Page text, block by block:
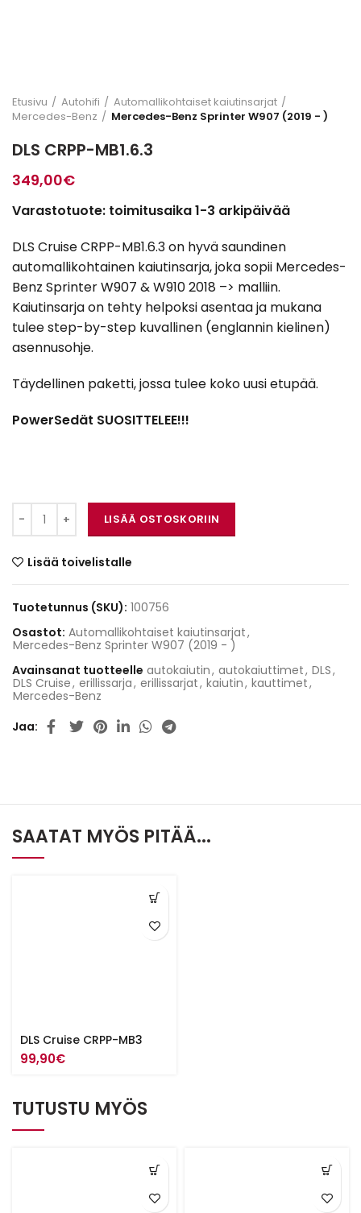
Etusivu Autohifi
Automallikohtaiset kaiutinsarjat
Mercedes-Benz
Mercedes-Benz Sprinter W907 (2019 - )
DLS CRPP-MB1.6.3
349,00€
Varastotuote: toimitusaika 1-3 arkipäivää
DLS Cruise CRPP-MB1.6.3 on hyvä saundinen
automallikohtainen kaiutinsarja, joka sopii Mercedes-
Benz Sprinter W907 & W910 2018 –> malliin.
Kaiutinsarja on tehty helpoksi asentaa ja mukana
tulee step-by-step kuvallinen (englannin kielinen)
asennusohje.
Täydellinen paketti, jossa tulee koko uusi etupää.
PowerSedät SUOSITTELEE!!!
DLS CRPP-MB1.6.3 määrä
LISÄÄ OSTOSKORIIN
Lisää toivelistalle
Tuotetunnus (SKU): 100756
Osastot: Automallikohtaiset kaiutinsarjat,
Mercedes-Benz Sprinter W907 (2019 - )
Avainsanat tuotteelle autokaiutin, autokaiuttimet, DLS,
DLS Cruise, erillissarja, erillissarjat, kaiutin, kauttimet,
Mercedes-Benz
Jaa
SAATAT MYÖS PITÄÄ...
DLS Cruise CRPP-MB3
99,90€
TUTUSTU MYÖS